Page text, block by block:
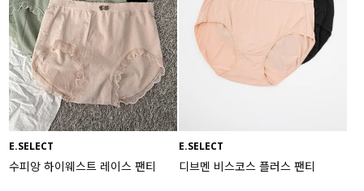
E.SELECT
수피앙 하이웨스트 레이스 팬티
E.SELECT
디브멘 비스코스 플러스 팬티